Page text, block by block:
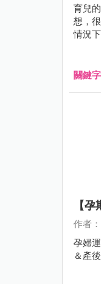
育兒
想，
情況
法擺
為淨
關鍵字
【
作者
孕婦
＆產